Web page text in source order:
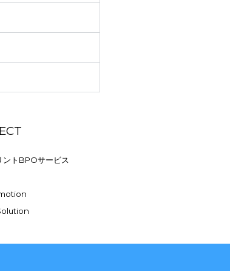
ントBPOサービス